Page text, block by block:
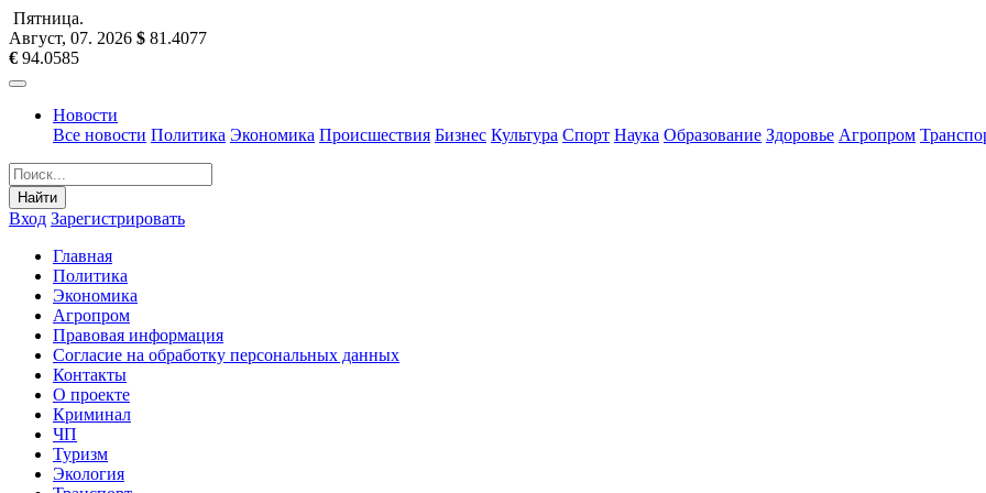
Пятница.
Август, 07. 2026 $ 81.4077
€ 94.0585
Новости
Все новости Политика Экономика Происшествия Бизнес Культура Спорт Наука Образование Здоровье Агропром
Найти
Вход Зарегистрировать
Главная
Политика
Экономика
Агропром
Правовая информация
Согласие на обработку персональных данных
Контакты
О проекте
Криминал
ЧП
Туризм
Экология